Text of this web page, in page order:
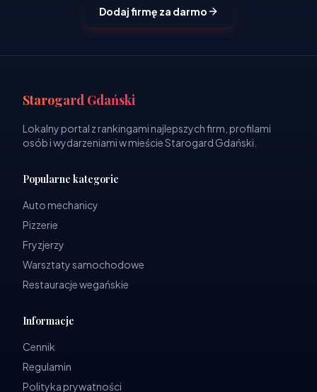
Dodaj firmę za darmo
Starogard Gdański
Lokalny portal z rankingami najlepszych firm, profilami
osób i wydarzeniami w mieście Starogard Gdański.
Popularne kategorie
Auto mechanicy
Pizzerie
Fryzjerzy
Warsztaty samochodowe
Restauracje wegańskie
Informacje
Cennik
Regulamin
Polityka prywatności